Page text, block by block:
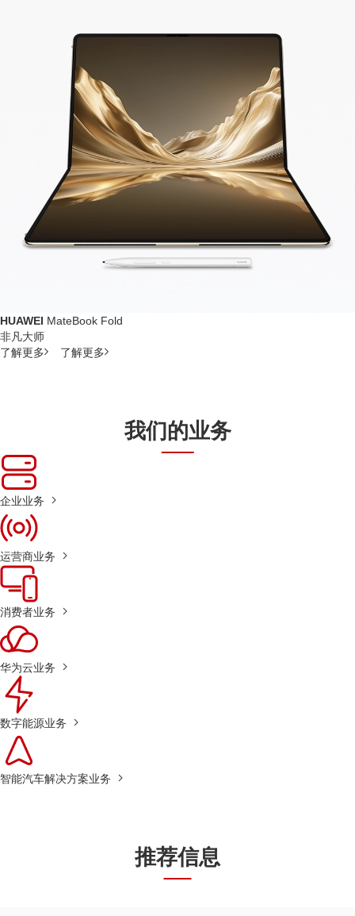
HUAWEI MateBook Fold
非凡大师
了解更多
了解更多
我们的业务
企业业务
运营商业务
消费者业务
华为云业务
数字能源业务
智能汽车解决方案业务
推荐信息